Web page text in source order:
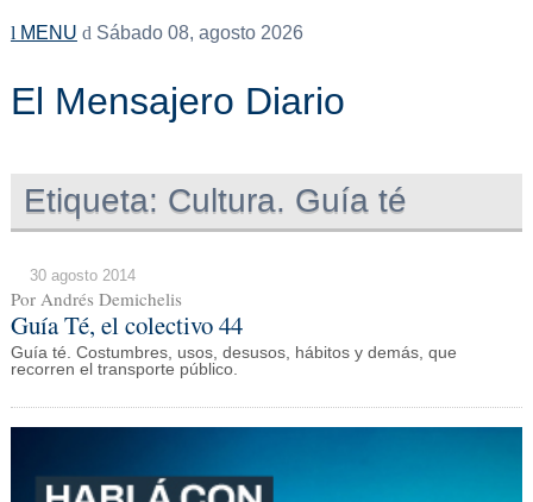
MENU Sábado 08, agosto 2026
El Mensajero Diario
Etiqueta: Cultura. Guía té
30 agosto 2014
Por Andrés Demichelis
Guía Té, el colectivo 44
Guía té. Costumbres, usos, desusos, hábitos y demás, que
recorren el transporte público.